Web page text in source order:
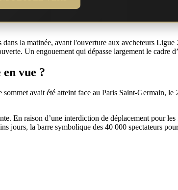
la matinée, avant l'ouverture aux avcheteurs
Un engouement qui dépasse largement le cadre
vue ?
avait été atteint face au Paris Saint-Germain, le
En raison d’une interdiction de déplacement pour
jours, la barre symbolique des 40 000 spectateurs